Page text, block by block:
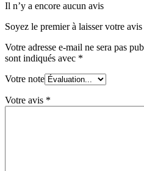
Il n’y a encore aucun avis
Soyez le premier à laisser votre
Votre adresse e-mail ne sera pas
sont indiqués avec *
Votre note
Votre avis *